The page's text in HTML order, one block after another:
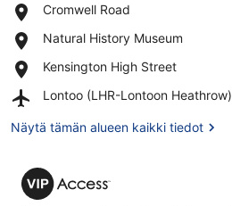
Cromwell Road
Place,
Road
Natural History Museum
Place,
History
Kensington High Street
Place,
High
Lontoo (LHR-Lontoon Heathrow)
Airport,
(LHR-
Näytä tämän alueen kaikki tiedot
VIP
Access